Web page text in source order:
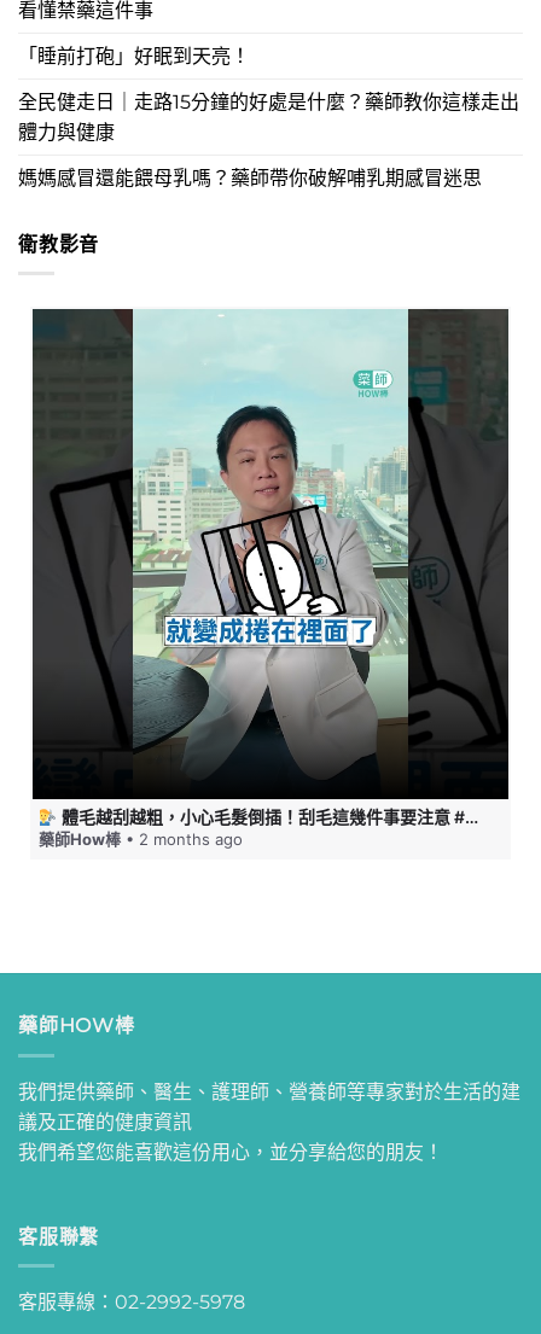
看懂禁藥這件事
「睡前打砲」好眠到天亮！
全民健走日｜走路15分鐘的好處是什麼？藥師教你這樣走出
體力與健康
媽媽感冒還能餵母乳嗎？藥師帶你破解哺乳期感冒迷思
衛教影音
體毛越刮越粗，小心毛髮倒插！刮毛這幾件事要注意 #藥師HOW棒
藥師How棒 • 2 months ago
藥師HOW棒
我們提供藥師、醫生、護理師、營養師等專家對於生活的建
議及正確的健康資訊
我們希望您能喜歡這份用心，並分享給您的朋友！
客服聯繫
客服專線：02-2992-5978